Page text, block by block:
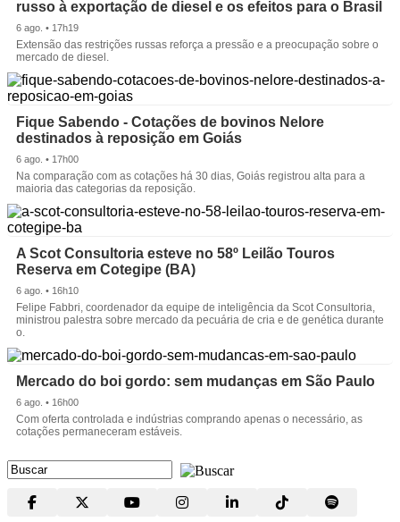
russo à exportação de diesel e os efeitos para o Brasil
6 ago. • 17h19
Extensão das restrições russas reforça a pressão e a preocupação sobre o
mercado de diesel.
Fique Sabendo - Cotações de bovinos Nelore
destinados à reposição em Goiás
6 ago. • 17h00
Na comparação com as cotações há 30 dias, Goiás registrou alta para a
maioria das categorias da reposição.
A Scot Consultoria esteve no 58º Leilão Touros
Reserva em Cotegipe (BA)
6 ago. • 16h10
Felipe Fabbri, coordenador da equipe de inteligência da Scot Consultoria,
ministrou palestra sobre mercado da pecuária de cria e de genética durante
o.
Mercado do boi gordo: sem mudanças em São Paulo
6 ago. • 16h00
Com oferta controlada e indústrias comprando apenas o necessário, as
cotações permaneceram estáveis.